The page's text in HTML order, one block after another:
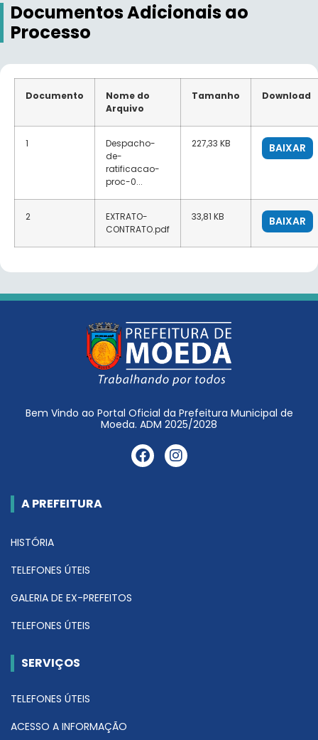
Documentos Adicionais ao
Processo
Documento
Nome do
Arquivo
Tamanho Download
1
Despacho-
de-
ratificacao-
proc-0...
227,33 KB BAIXAR
2
EXTRATO-
CONTRATO.pdf
33,81 KB BAIXAR
Bem Vindo ao Portal Oficial da Prefeitura Municipal de
Moeda. ADM 2025/2028
A PREFEITURA
HISTÓRIA
TELEFONES ÚTEIS
GALERIA DE EX-PREFEITOS
TELEFONES ÚTEIS
SERVIÇOS
TELEFONES ÚTEIS
ACESSO A INFORMAÇÃO